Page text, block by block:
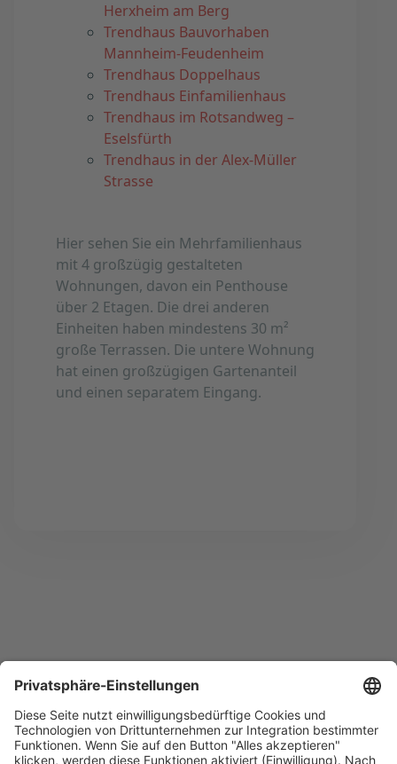
Herxheim am Berg
Trendhaus Bauvorhaben
Mannheim-Feudenheim
Trendhaus Doppelhaus
Trendhaus Einfamilienhaus
Trendhaus im Rotsandweg –
Eselsfürth
Trendhaus in der Alex-Müller
Strasse
Hier sehen Sie ein Mehrfamilienhaus
mit 4 großzügig gestalteten
Wohnungen, davon ein Penthouse
über 2 Etagen. Die drei anderen
Einheiten haben mindestens 30 m²
große Terrassen. Die untere Wohnung
hat einen großzügigen Gartenanteil
und einen separatem Eingang.
Home